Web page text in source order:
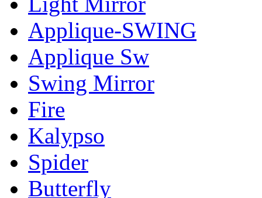
Applique-SWING
Applique Sw
Swing Mirror
Fire
Kalypso
Spider
Butterfly